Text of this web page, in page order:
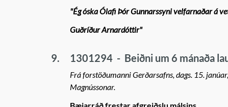
"Ég óska Ólafi Þór Gunnarssyni velfarnaðar á
Guðríður Arnardóttir"
9. 1301294 - Beiðni um 6 mánaða
Frá forstöðumanni Gerðarsafns, dags. 15.
Magnússonar.